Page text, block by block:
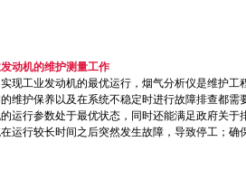
动机的维护测量工作
现工业发动机的最优运行，烟气分析仪是维护工
维护保养以及在系统不稳定时进行故障排查都
运行参数处于最优状态，同时还能满足政府关
运行较长时间之后突然发生故障，导致停工；